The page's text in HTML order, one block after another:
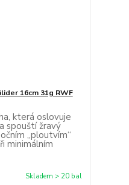
16cm 31g RWF
která oslovuje
spouští žravý
„ploutvím“
minimálním
Skladem > 20 bal